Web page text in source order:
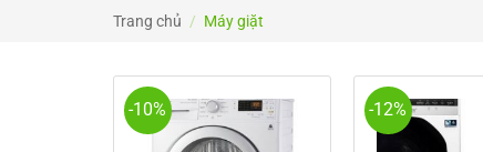
Trang chủ / Máy giặt
-10% -12%